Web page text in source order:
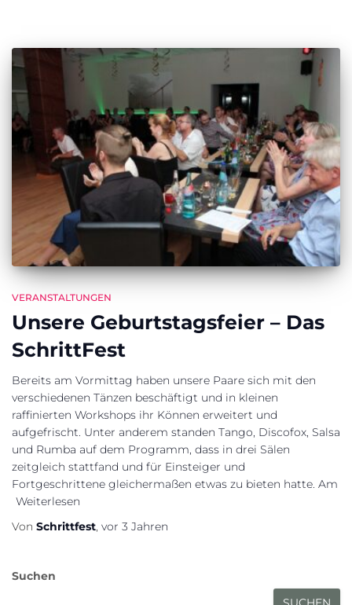
VERANSTALTUNGEN
Unsere Geburtstagsfeier – Das
SchrittFest
Bereits am Vormittag haben unsere Paare sich mit den
verschiedenen Tänzen beschäftigt und in kleinen
raffinierten Workshops ihr Können erweitert und
aufgefrischt. Unter anderem standen Tango, Discofox, Salsa
und Rumba auf dem Programm, dass in drei Sälen
zeitgleich stattfand und für Einsteiger und
Fortgeschrittene gleichermaßen etwas zu bieten hatte. Am
Weiterlesen
Von Schrittfest, vor 3 Jahren
Suchen